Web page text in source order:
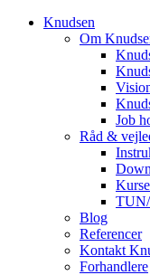
Knudsen
Om
Job
Råd &
Blog
Referencer
Kontakt
Forhandlere